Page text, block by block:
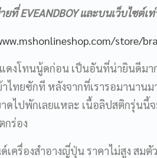
ยที่EVEANDBOY และบนเว็บไซต์เ
store/
ดงโทนนู้ดก่อน เป็นอันที่น่ายินดีมา
ไทยซักที หลังจากที่เรารอมานาน
ไปพักเลยแหละ เนื้อลิปสติกรุ่นนี้
กร่อง
เครื่องสำอางญี่ปุ่น ราคาไม่สูง สม